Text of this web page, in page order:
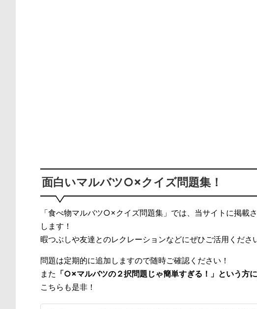
面白いマルバツ○×クイズ問題集！
「食べ物マルバツ○×クイズ問題集」では、当サイトに掲載
します！
暇つぶしや友達とのレクレーションなどにぜひご活用くださ
問題は定期的に追加しますので随時ご確認ください！
また 「○×マルバツの２択問題じゃ簡単すぎる！」という方
こちらも是非！